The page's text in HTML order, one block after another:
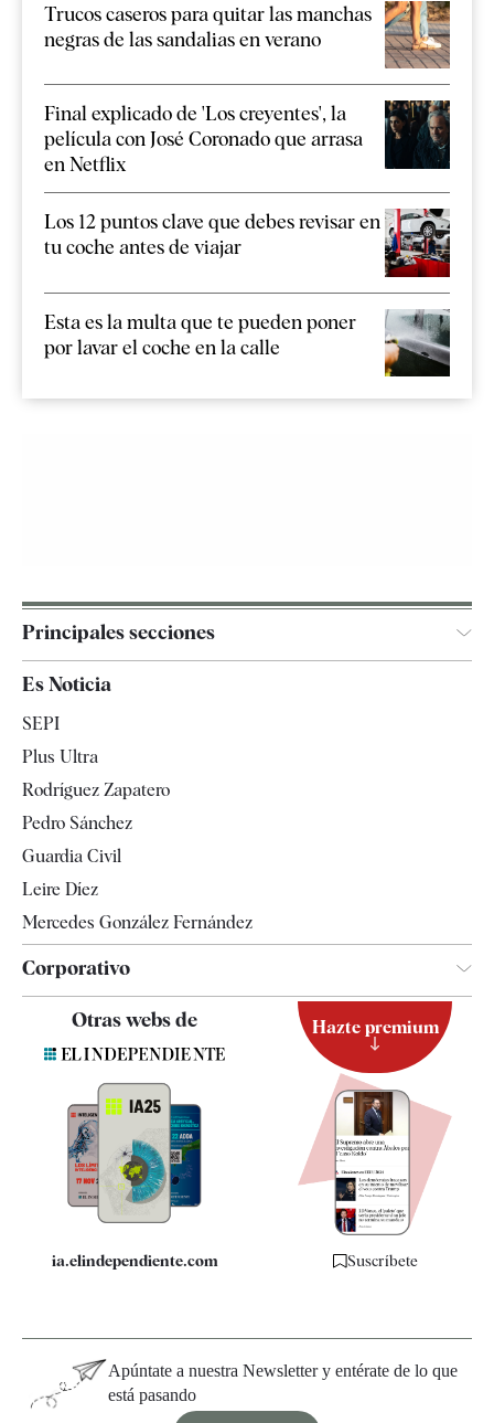
Trucos caseros para quitar las manchas
negras de las sandalias en verano
Final explicado de 'Los creyentes', la
película con José Coronado que arrasa
en Netflix
Los 12 puntos clave que debes revisar en
tu coche antes de viajar
Esta es la multa que te pueden poner
por lavar el coche en la calle
Principales secciones
España
Televisión
Es Noticia
SEPI
Plus Ultra
Rodríguez Zapatero
Pedro Sánchez
Guardia Civil
Leire Díez
Mercedes González Fernández
Corporativo
Contacto
Quiénes somos
Especificaciones
Otras webs de
ia.elindependiente.com
Hazte premium
Suscríbete
Apúntate a nuestra Newsletter y entérate de lo que
está pasando